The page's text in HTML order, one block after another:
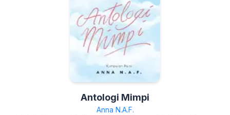
Antologi Mimpi
Anna N.A.F.